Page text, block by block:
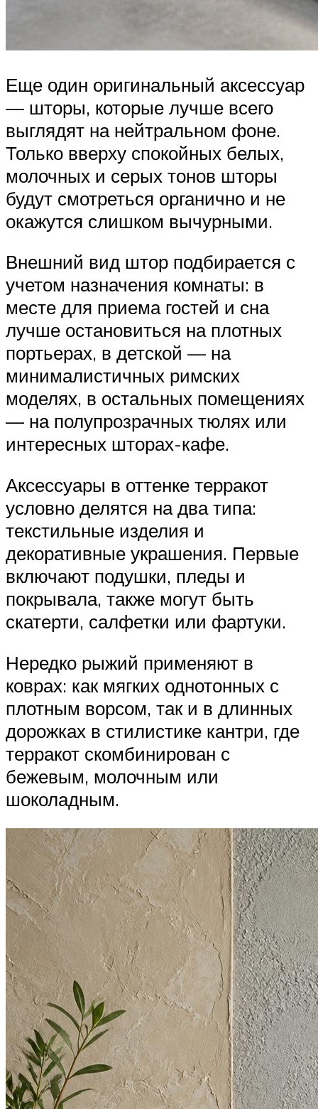
Еще один оригинальный аксессуар
— шторы, которые лучше всего
выглядят на нейтральном фоне.
Только вверху спокойных белых,
молочных и серых тонов шторы
будут смотреться органично и не
окажутся слишком вычурными.
Внешний вид штор подбирается с
учетом назначения комнаты: в
месте для приема гостей и сна
лучше остановиться на плотных
портьерах, в детской — на
минималистичных римских
моделях, в остальных помещениях
— на полупрозрачных тюлях или
интересных шторах-кафе.
Аксессуары в оттенке терракот
условно делятся на два типа:
текстильные изделия и
декоративные украшения. Первые
включают подушки, пледы и
покрывала, также могут быть
скатерти, салфетки или фартуки.
Нередко рыжий применяют в
коврах: как мягких однотонных с
плотным ворсом, так и в длинных
дорожках в стилистике кантри, где
терракот скомбинирован с
бежевым, молочным или
шоколадным.